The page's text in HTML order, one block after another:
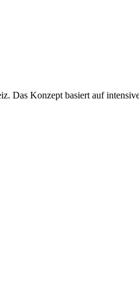
Das Konzept basiert auf